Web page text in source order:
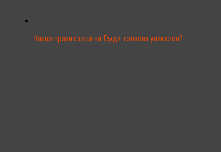
Какво прави стила на Гауди толкова уникален?